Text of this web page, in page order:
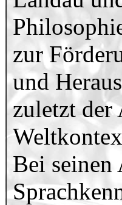
zur
und
zuletzt der
Bei seinen